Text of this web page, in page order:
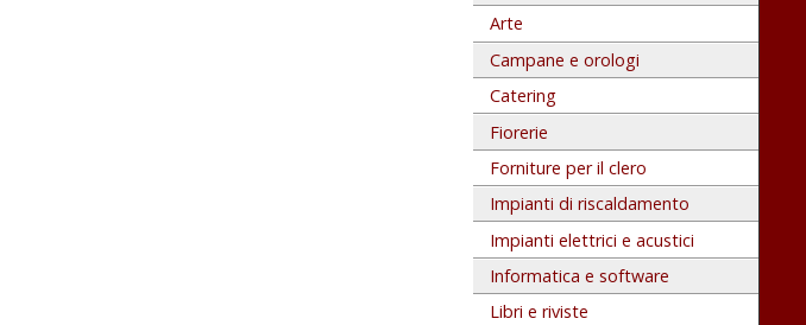
Arte
Campane e orologi
Catering
Fiorerie
Forniture per il clero
Impianti di riscaldamento
Impianti elettrici e acustici
Informatica e software
Libri e riviste